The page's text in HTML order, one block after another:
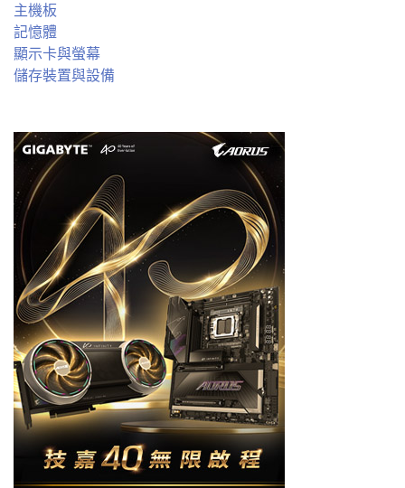
主機板
記憶體
顯示卡與螢幕
儲存裝置與設備